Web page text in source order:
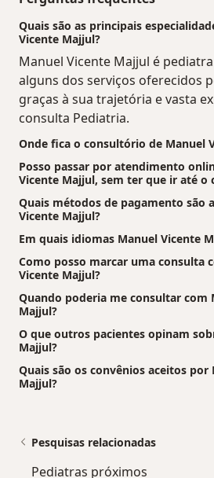
Quais são as principais
Vicente Majjul?
Manuel Vicente Majjul é
alguns dos serviços oferecidos
graças à sua trajetória e vasta
consulta Pediatria.
Onde fica o consultório de Manuel
Posso passar por atendimento
Vicente Majjul, sem ter que ir até o
Quais métodos de pagamento são
Vicente Majjul?
Em quais idiomas Manuel Vicente
Como posso marcar uma consulta
Vicente Majjul?
Quando poderia me consultar com
Majjul?
O que outros pacientes opinam
Majjul?
Quais são os convênios aceitos por
Majjul?
Pesquisas relacionadas
Pediatras próximos